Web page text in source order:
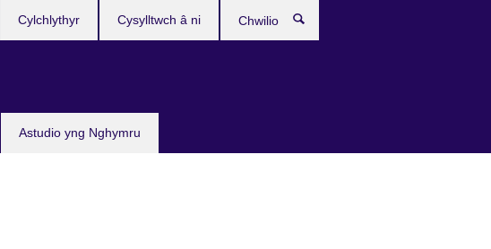
Astudio yng Nghymru
Cylchlythyr Cysylltwch â ni